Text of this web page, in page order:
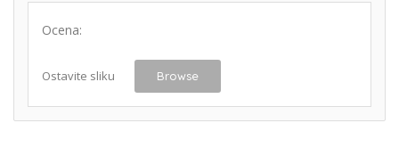
Ocena:
Ostavite sliku Browse